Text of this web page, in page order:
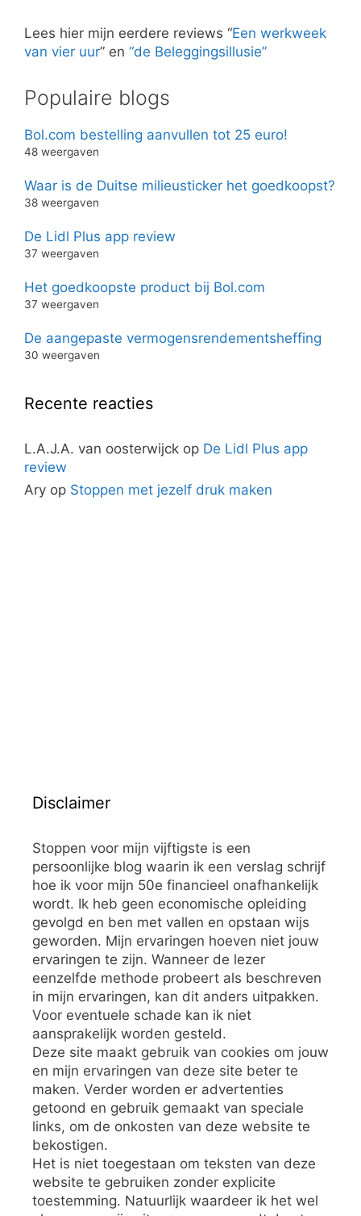
Lees hier mijn eerdere reviews “Een werkweek
van vier uur” en “de Beleggingsillusie”
Populaire blogs
Bol.com bestelling aanvullen tot 25 euro!
48 weergaven
Waar is de Duitse milieusticker het goedkoopst?
38 weergaven
De Lidl Plus app review
37 weergaven
Het goedkoopste product bij Bol.com
37 weergaven
De aangepaste vermogensrendementsheffing
30 weergaven
Recente reacties
L.A.J.A. van oosterwijck op De Lidl Plus app
review
Ary op Stoppen met jezelf druk maken
Disclaimer
Stoppen voor mijn vijftigste is een
persoonlijke blog waarin ik een verslag schrijf
hoe ik voor mijn 50e financieel onafhankelijk
wordt. Ik heb geen economische opleiding
gevolgd en ben met vallen en opstaan wijs
geworden. Mijn ervaringen hoeven niet jouw
ervaringen te zijn. Wanneer de lezer
eenzelfde methode probeert als beschreven
in mijn ervaringen, kan dit anders uitpakken.
Voor eventuele schade kan ik niet
aansprakelijk worden gesteld.
Deze site maakt gebruik van cookies om jouw
en mijn ervaringen van deze site beter te
maken. Verder worden er advertenties
getoond en gebruik gemaakt van speciale
links, om de onkosten van deze website te
bekostigen.
Het is niet toegestaan om teksten van deze
website te gebruiken zonder explicite
toestemming. Natuurlijk waardeer ik het wel